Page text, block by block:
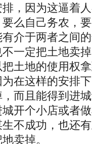
，因为这逼着
么自己务农，
介于两者之间
一定把土地卖
土地的使用权
在这样的安排
而且能得到进
开个小店或者
不成功，也还
卖掉。